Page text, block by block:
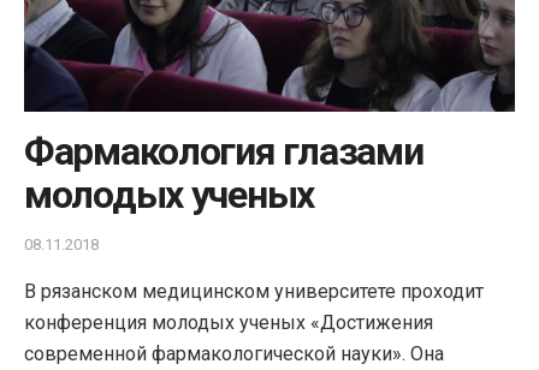
Фармакология глазами
молодых ученых
08.11.2018
В рязанском медицинском университете проходит
конференция молодых ученых «Достижения
современной фармакологической науки». Она